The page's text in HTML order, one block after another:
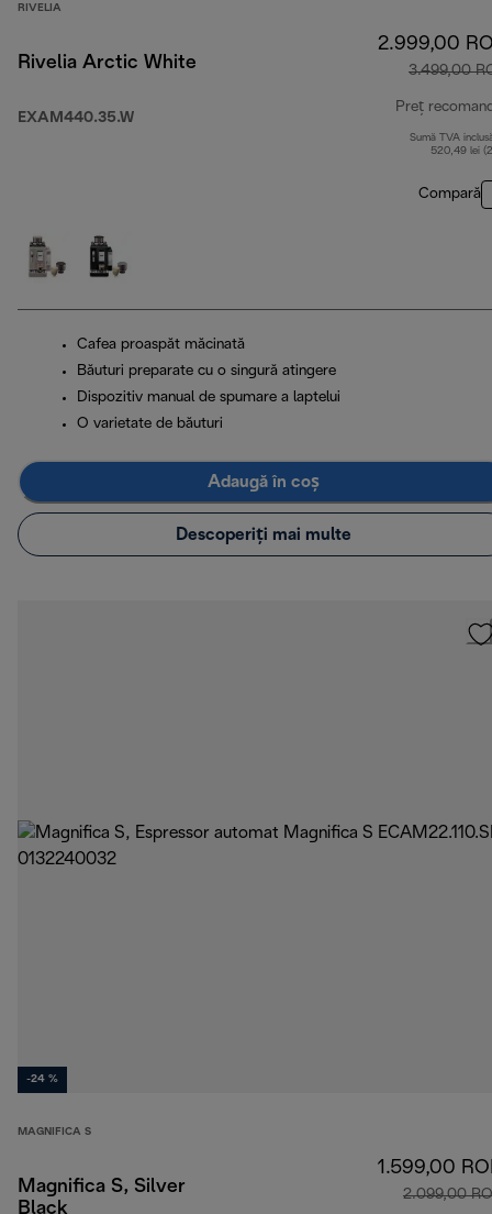
RIVELIA
Rivelia Arctic White
EXAM440.35.W
2.999,00
3.499,00
Preț
Sumă TVA
520,49 lei
Compară
Cafea proaspăt măcinată
Băuturi preparate cu o singură atingere
Dispozitiv manual de spumare a laptelui
O varietate de băuturi
Adaugă în coș
Descoperiți mai multe
-24 %
MAGNIFICA S
Magnifica S, Silver
Black
1.599,00
2.099,00